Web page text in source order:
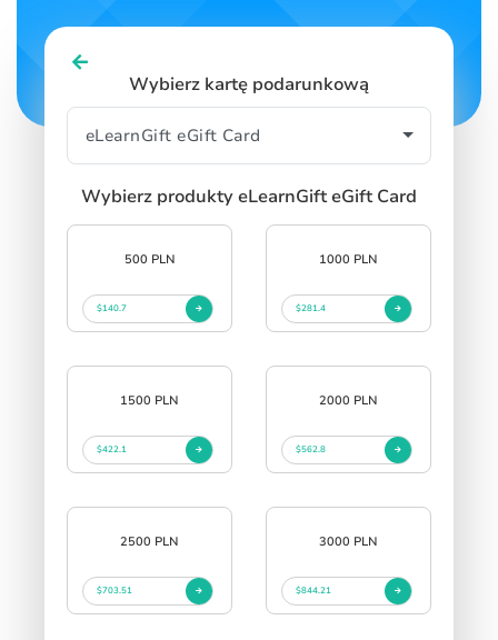
Wybierz kartę podarunkową
Wybierz produkty eLearnGift eGift Card
500 PLN
$140.7
1000 PLN
$281.4
1500 PLN
$422.1
2000 PLN
$562.8
2500 PLN
$703.51
3000 PLN
$844.21